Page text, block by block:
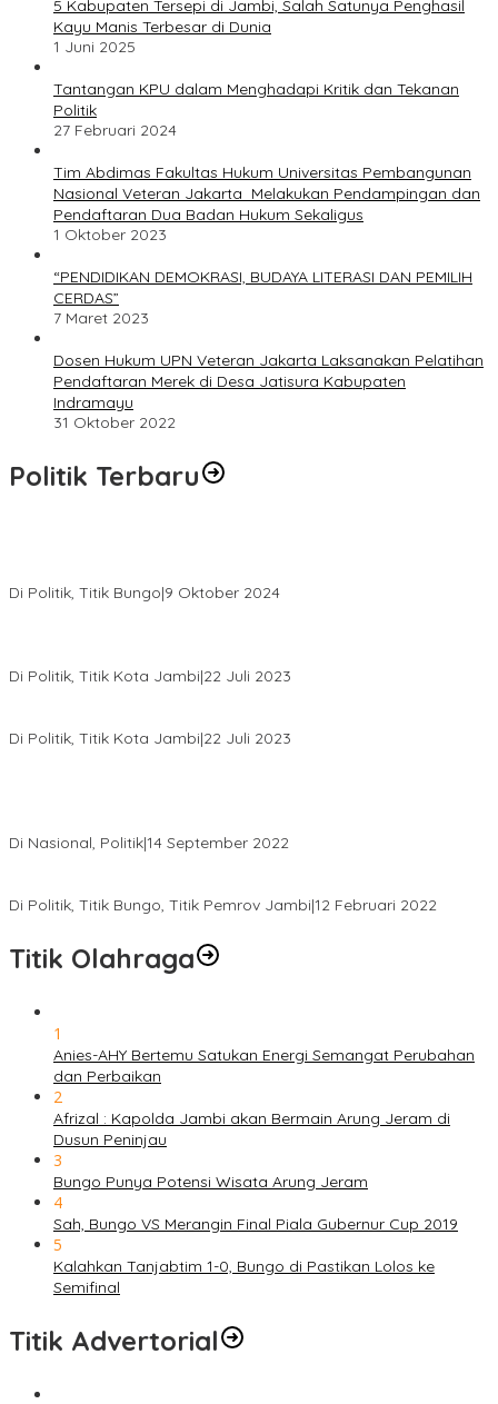
5 Kabupaten Tersepi di Jambi, Salah Satunya Penghasil
Kayu Manis Terbesar di Dunia
1 Juni 2025
Tantangan KPU dalam Menghadapi Kritik dan Tekanan
Politik
27 Februari 2024
Tim Abdimas Fakultas Hukum Universitas Pembangunan
Nasional Veteran Jakarta Melakukan Pendampingan dan
Pendaftaran Dua Badan Hukum Sekaligus
1 Oktober 2023
“PENDIDIKAN DEMOKRASI, BUDAYA LITERASI DAN PEMILIH
CERDAS”
7 Maret 2023
Dosen Hukum UPN Veteran Jakarta Laksanakan Pelatihan
Pendaftaran Merek di Desa Jatisura Kabupaten
Indramayu
31 Oktober 2022
Politik Terbaru
Di Politik, Titik Bungo|9 Oktober 2024
Di Politik, Titik Kota Jambi|22 Juli 2023
Di Politik, Titik Kota Jambi|22 Juli 2023
Di Nasional, Politik|14 September 2022
Di Politik, Titik Bungo, Titik Pemrov Jambi|12 Februari 2022
Titik Olahraga
1
Anies-AHY Bertemu Satukan Energi Semangat Perubahan
dan Perbaikan
2
Afrizal : Kapolda Jambi akan Bermain Arung Jeram di
Dusun Peninjau
3
Bungo Punya Potensi Wisata Arung Jeram
4
Sah, Bungo VS Merangin Final Piala Gubernur Cup 2019
5
Kalahkan Tanjabtim 1-0, Bungo di Pastikan Lolos ke
Semifinal
Titik Advertorial